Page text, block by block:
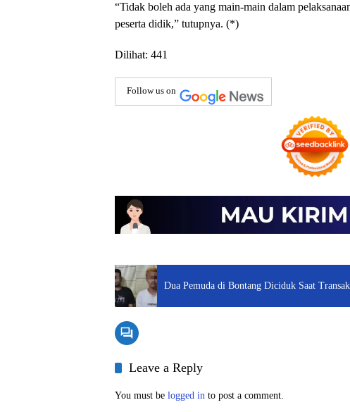
“Tidak boleh ada yang main-main dalam
peserta didik,” tutupnya. (*)
Dilihat: 441
Follow us on
Dua Pemuda di Bontang Diciduk Saat
Leave a Reply
You must be logged in to post a comment.